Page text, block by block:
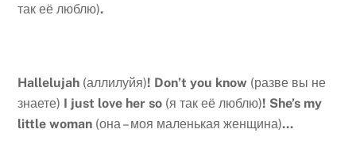
так её люблю).
Hallelujah (аллилуйя)! Don’t you know (разве вы не
знаете) I just love her so (я так её люблю)! She’s my
little woman (она – моя маленькая женщина)…